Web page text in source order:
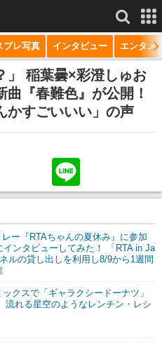
もっと見る
プレ写真 インタビュー エンタメ
」 稲葉曇×彩澄しゅお
曲『春難色』が公開！
かすごいいい」の声
レー『RTAちゃんの夏休み』に参加
インタビューしてみた！ 「RTA in Ja
ルの貸し出しを利用し8/9から1週間
クスで「ギャラクシードーナツ」
流れる星空のようなレンチン・レシ